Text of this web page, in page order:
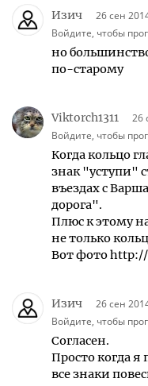
Изич
26 сен
Войдите, чтобы
но
по-старому
Viktorch1311
26
Войдите, чтобы
Когда кольцо
знак "уступи"
въездах с
дорога".
Плюс к этому
не только
Вот фото
Изич
26 сен
Войдите, чтобы
Согласен.
Просто когда
все знаки